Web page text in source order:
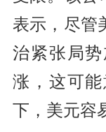
表示，尽管
治紧张局
涨，这可
下，美元容